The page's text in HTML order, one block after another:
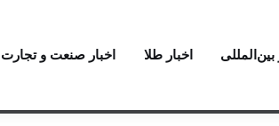
بین‌المللی اخبار طلا اخبار صنعت و تجارت